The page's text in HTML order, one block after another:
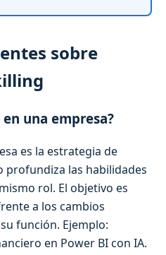
sobre
una empresa?
es la estrategia de
profundiza las habilidades
rol. El objetivo es
a los cambios
función. Ejemplo:
en Power BI con IA.